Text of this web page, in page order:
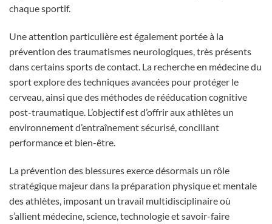
chaque sportif.
Une attention particulière est également portée à la
prévention des traumatismes neurologiques, très présents
dans certains sports de contact. La recherche en médecine du
sport explore des techniques avancées pour protéger le
cerveau, ainsi que des méthodes de rééducation cognitive
post-traumatique. L’objectif est d’offrir aux athlètes un
environnement d’entraînement sécurisé, conciliant
performance et bien-être.
La prévention des blessures exerce désormais un rôle
stratégique majeur dans la préparation physique et mentale
des athlètes, imposant un travail multidisciplinaire où
s’allient médecine, science, technologie et savoir-faire